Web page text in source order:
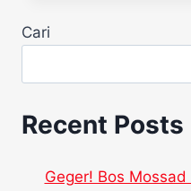
YEOL
Cari
Recent Posts
Geger! Bos